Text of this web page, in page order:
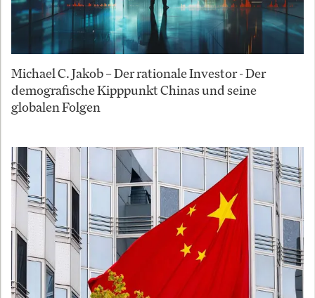
Michael C. Jakob – Der rationale Investor - Der
demografische Kipppunkt Chinas und seine
globalen Folgen